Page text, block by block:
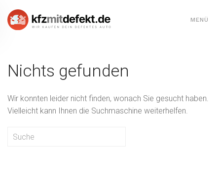
Skip to main content MENÜ
Nichts gefunden
Wir konnten leider nicht finden, wonach Sie gesucht haben.
Vielleicht kann Ihnen die Suchmaschine weiterhelfen.